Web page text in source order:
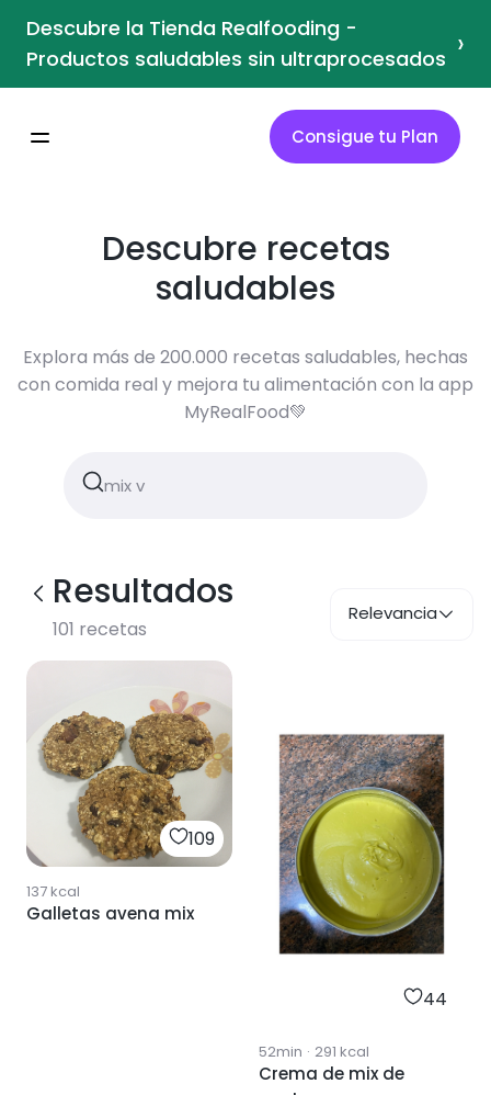
Descubre la Tienda Realfooding -
Productos saludables sin ultraprocesados ›
Consigue tu Plan
Descubre recetas
saludables
Explora más de 200.000 recetas saludables, hechas
con comida real y mejora tu alimentación con la app
MyRealFood💚
Resultados
101 recetas
Relevancia
109
137kcal
Galletas avena mix
44
52min · 291 kcal
Crema de mix de